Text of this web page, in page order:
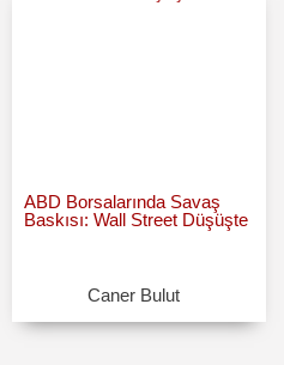
ABD Borsalarında Savaş
Baskısı: Wall Street Düşüşte
Caner Bulut